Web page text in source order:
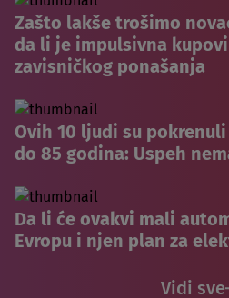
Zašto lakše trošimo
da li je impulsivna
zavisničkog ponašanja
Ovih 10 ljudi su
do 85 godina: Uspeh
Da li će ovakvi mali
Evropu i njen plan za
Vidi sve